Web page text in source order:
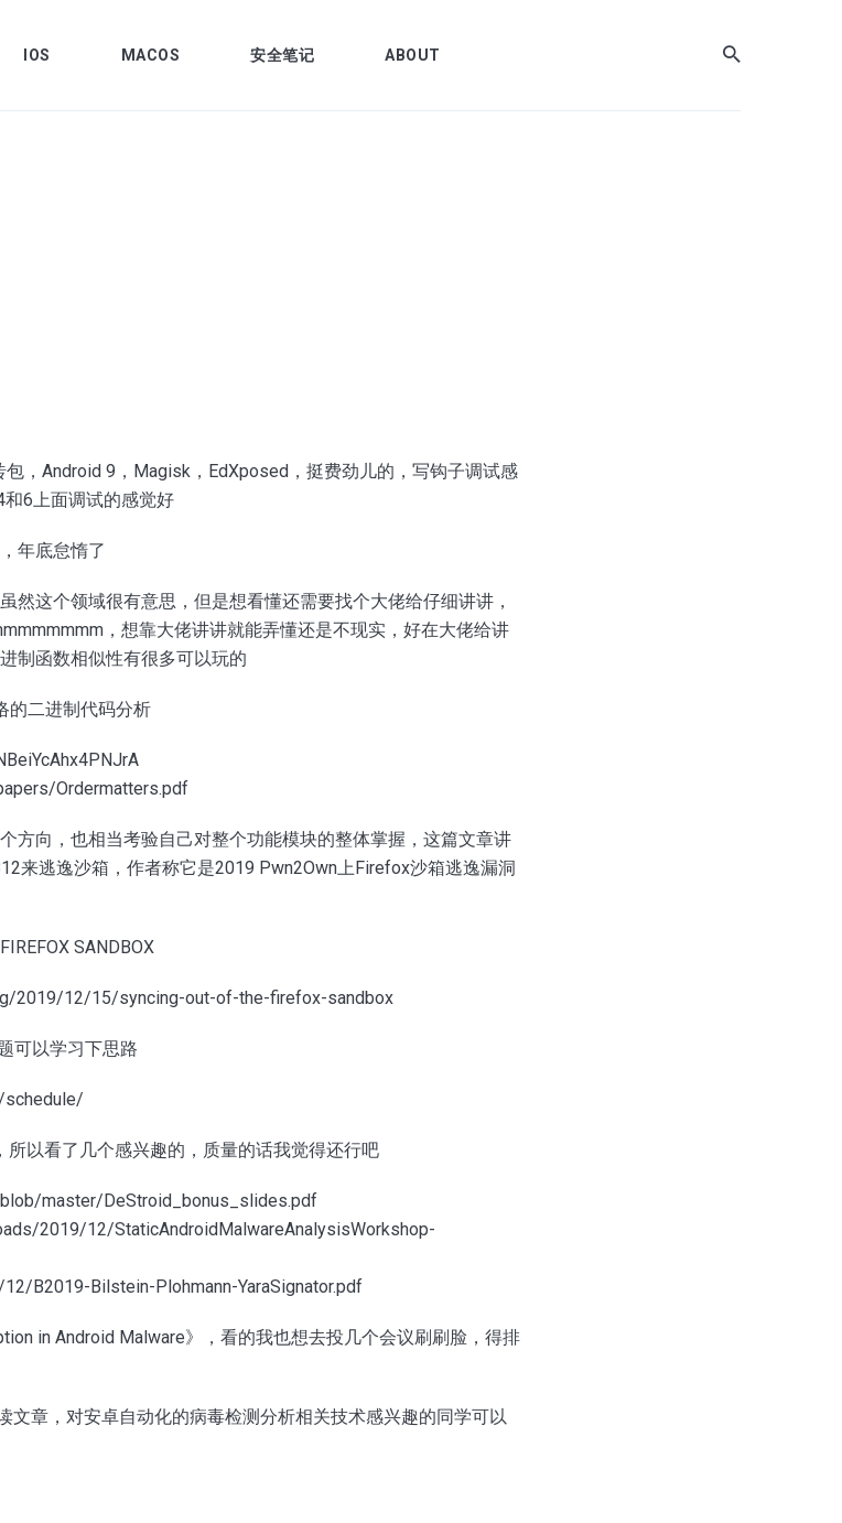
IOS MACOS 安全笔记 ABOUT
，Android 9，Magisk，EdXposed，挺费劲儿的，写钩子调试感
6上面调试的感觉好
年底怠惰了
然这个领域很有意思，但是想看懂还需要找个大佬给仔细讲讲，
，想靠大佬讲讲就能弄懂还是不现实，好在大佬给讲
制函数相似性有很多可以玩的
的二进制代码分析
Ordermatters.pdf
方向，也相当考验自己对整个功能模块的整体掌握，这篇文章讲
来逃逸沙箱，作者称它是2019 Pwn2Own上Firefox沙箱逃逸漏洞
SANDBOX
2019/12/15/syncing-out-of-the-firefox-sandbox
可以学习下思路
以看了几个感兴趣的，质量的话我觉得还行吧
master/DeStroid_bonus_slides.pdf
2019/12/StaticAndroidMalwareAnalysisWorkshop-
B2019-Bilstein-Plohmann-YaraSignator.pdf
in Android Malware》，看的我也想去投几个会议刷刷脸，得排
章，对安卓自动化的病毒检测分析相关技术感兴趣的同学可以